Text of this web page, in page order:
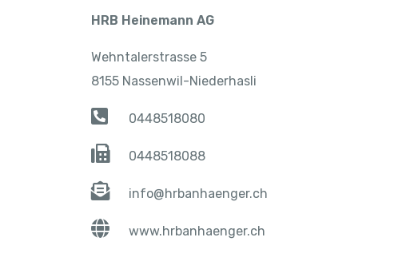
HRB Heinemann AG
Wehntalerstrasse 5
8155 Nassenwil-Niederhasli
0448518080
0448518088
info@hrbanhaenger.ch
www.hrbanhaenger.ch